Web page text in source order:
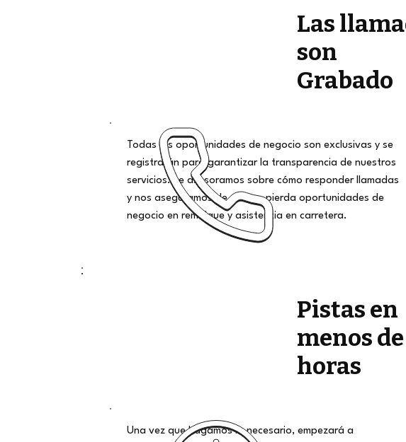
Las
son
Grabado
Todas las oportunidades de negocio son exclusivas y se
registrarán para garantizar la transparencia de nuestros
servicios. Le asesoramos sobre cómo responder llamadas
y nos aseguramos de que no pierda oportunidades de
negocio en remolque y asistencia en carretera.
Pistas en
menos
horas
Una vez que hagamos lo necesario, empezará a